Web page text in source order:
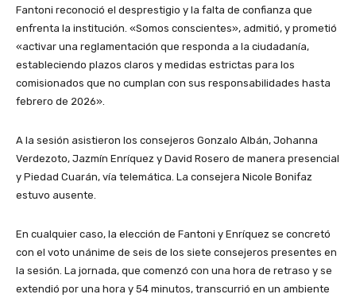
Fantoni reconoció el desprestigio y la falta de confianza que
enfrenta la institución. «Somos conscientes», admitió, y prometió
«activar una reglamentación que responda a la ciudadanía,
estableciendo plazos claros y medidas estrictas para los
comisionados que no cumplan con sus responsabilidades hasta
febrero de 2026».
A la sesión asistieron los consejeros Gonzalo Albán, Johanna
Verdezoto, Jazmín Enríquez y David Rosero de manera presencial
y Piedad Cuarán, vía telemática. La consejera Nicole Bonifaz
estuvo ausente.
En cualquier caso, la elección de Fantoni y Enríquez se concretó
con el voto unánime de seis de los siete consejeros presentes en
la sesión. La jornada, que comenzó con una hora de retraso y se
extendió por una hora y 54 minutos, transcurrió en un ambiente